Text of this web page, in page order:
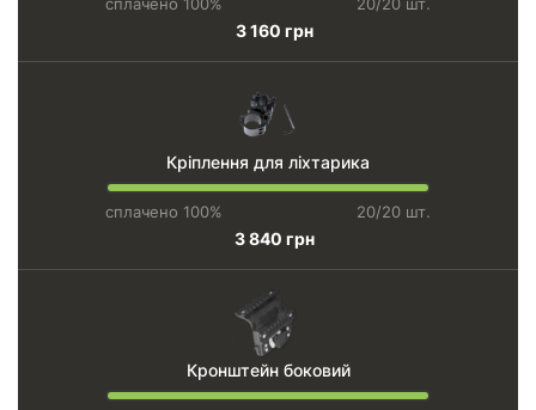
сплачено 100% 20/20 шт.
3 160 грн
Кріплення для ліхтарика
сплачено 100% 20/20 шт.
3 840 грн
Кронштейн боковий